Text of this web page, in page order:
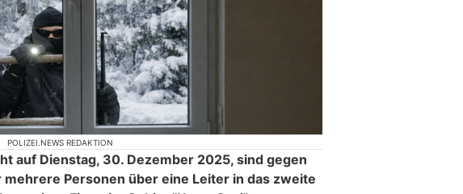
POLIZEI.NEWS REDAKTION
auf Dienstag, 30. Dezember 2025, sind gegen
Personen über eine Leiter in das zweite